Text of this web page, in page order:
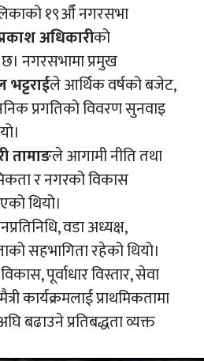
१९औँ नगरसभा
अधिकारीको
नगरसभामा प्रमुख
ले आर्थिक वर्षको बजेट,
प्रगतिको विवरण सुनवाइ
तामाङले आगामी नीति तथा
र नगरको विकास
थियो।
वडा अध्यक्ष,
सहभागिता रहेको थियो।
पूर्वाधार विस्तार, सेवा
कार्यक्रमलाई प्राथमिकतामा
बढाउने प्रतिबद्धता व्यक्त